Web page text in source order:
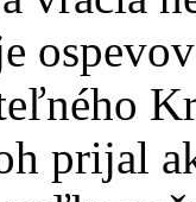
prijal